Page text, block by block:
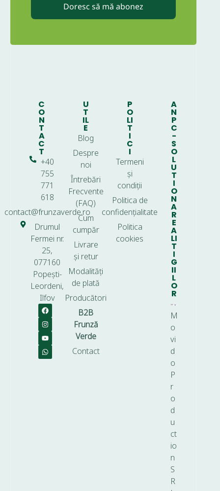
Doresc să mă abonez
C
O
N
T
A
C
T
+40
755
771
618
contact@frunzaverde.ro
Drumul
Fermei nr.
25,
077160
Popești-
Leordeni,
Ilfov
U
T
IL
E
Blog
Despre
noi
Întrebări
Frecvente
(FAQ)
Cum
cumpăr
Livrare
și retur
Modalități
de plată
Producători
B2B
Frunză
Verde
Contact
P
O
LI
T
I
C
I
Termeni
și
condiții
Politica de
confidențialitate
Politica
cookies
A
N
P
C
-
S
O
L
U
T
I
O
N
A
R
E
A
LI
T
I
G
II
L
O
R
M
o
vi
d
o
P
r
o
d
u
ct
io
n
S
R